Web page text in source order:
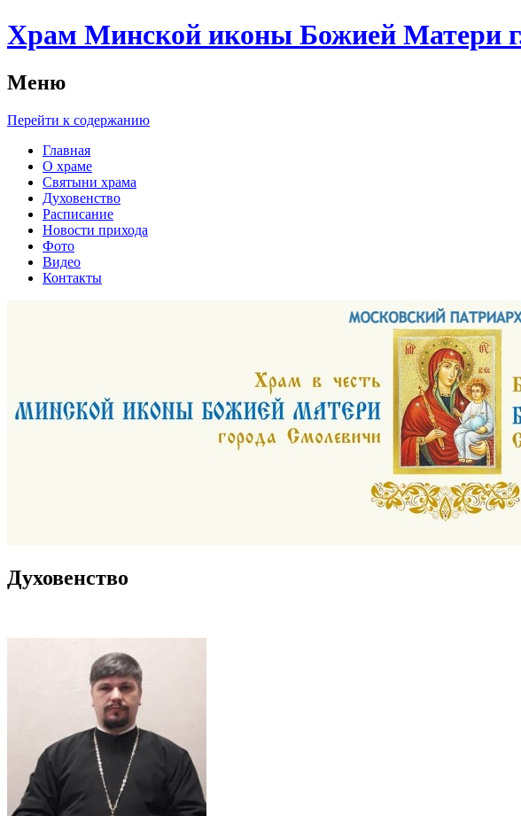
Храм Минской иконы Божией Матери
Меню
Перейти к содержанию
Главная
О храме
Святыни храма
Духовенство
Расписание
Новости прихода
Фото
Видео
Контакты
Духовенство